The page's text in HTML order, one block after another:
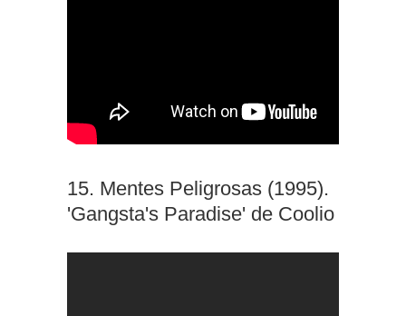
15. Mentes Peligrosas (1995).
'Gangsta's Paradise' de Coolio